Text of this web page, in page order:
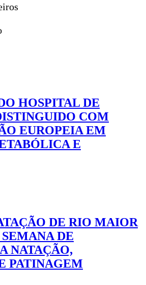
HOSPITAL DE
COM
EUROPEIA EM
E
DE RIO MAIOR
DE
NATAÇÃO,
PATINAGEM